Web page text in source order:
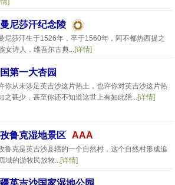
]
尼莎汗纪念陵
尼莎汗生于1526年，卒于1560年，阿不都热西提之
女诗人，维吾尔古典...[详情]
第一大杏园
你从未涉足英吉沙这片热土，也许你对英吉沙这片热
之甚少，甚至你还不知道这世上有如此绝...[详情]
鲁克湿地景区 AAA
鲁克是英吉沙县辖的一个自然村，这个自然村形成追
域的游牧民放牧...[详情]
英吉沙国家湿地公园